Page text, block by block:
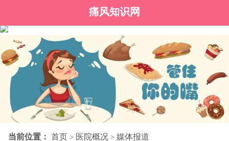
痛风知识网
当前位置： 首页 > 医院概况 > 媒体报道